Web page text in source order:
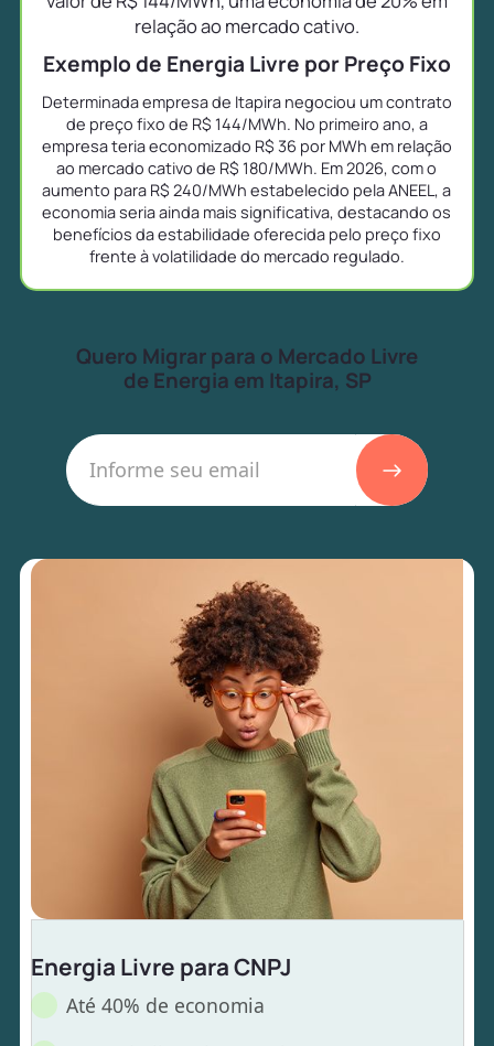
relação ao mercado cativo.
Exemplo de Energia Livre por Preço Fixo
Determinada empresa de Itapira negociou um contrato
de preço fixo de R$ 144/MWh. No primeiro ano, a
empresa teria economizado R$ 36 por MWh em relação
ao mercado cativo de R$ 180/MWh. Em 2026, com o
aumento para R$ 240/MWh estabelecido pela ANEEL, a
economia seria ainda mais significativa, destacando os
benefícios da estabilidade oferecida pelo preço fixo
frente à volatilidade do mercado regulado.
Quero Migrar para o Mercado Livre
de Energia em Itapira, SP
Energia Livre para CNPJ
Até 40% de economia